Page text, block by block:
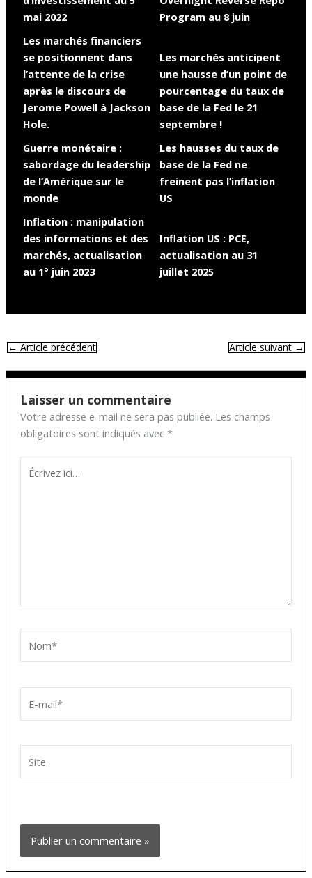
mai 2022
Program au 8 juin
Les marchés financiers
se positionnent dans
l’attente de la crise
après le discours de
Jerome Powell à Jackson
Hole.
Les marchés anticipent
une hausse d’un point de
pourcentage du taux de
base de la Fed le 21
septembre !
Guerre monétaire :
sabordage du leadership
de l’Amérique sur le
monde
Les hausses du taux de
base de la Fed ne
freinent pas l’inflation
US
Inflation : manipulation
des informations et des
marchés, actualisation
au 1° juin 2023
Inflation US : PCE,
actualisation au 31
juillet 2025
←Article précédent Article suivant→
Laisser un commentaire
Votre adresse e-mail ne sera pas publiée. Les champs
obligatoires sont indiqués avec *
Écrivez
ici…
mail*